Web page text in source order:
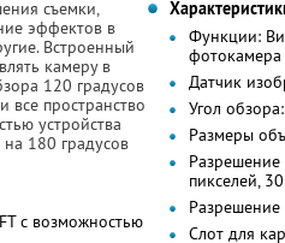
съемки,
эффектов в
Встроенный
камеру в
120 градусов
все пространство
устройства
180 градусов
с возможностью
Функции:
фотокамера
Датчик
Угол
Размеры
пикселей,
Разрешение
Слот для